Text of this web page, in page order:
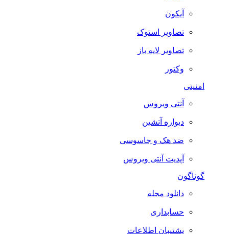
آیکون
تصاویر استوک
تصاویر لایه باز
وکتور
امنیتی
آنتی ویروس
دیواره آتشین
ضد هک و جاسوسی
آپدیت آنتی ویروس
گوناگون
دانلود مجله
حسابداری
پشتیبان اطلاعات